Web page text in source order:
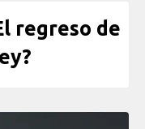
regreso de